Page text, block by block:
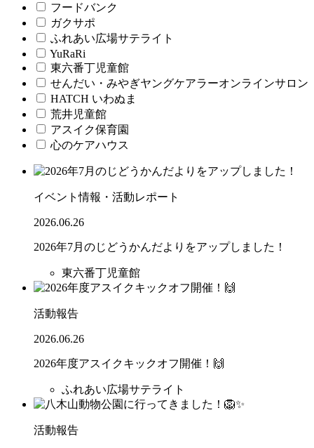
フードバンク
ガクサポ
ふれあい広場サテライト
YuRaRi
東六番丁児童館
せんだい・みやぎヤングケアラーオンラインサロン
HATCH いわぬま
荒井児童館
アスイク保育園
心のケアハウス
イベント情報・活動レポート
2026.06.26
2026年7月のじどうかんだよりをアップしました！
東六番丁児童館
活動報告
2026.06.26
2026年度アスイクキックオフ開催！🙌
ふれあい広場サテライト
活動報告